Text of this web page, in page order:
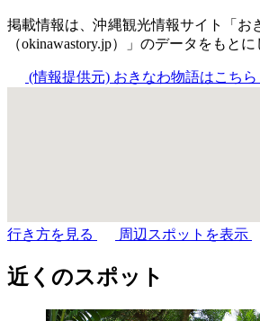
掲載情報は、沖縄観光情報サイト「お
（okinawastory.jp）」のデータをもとに
(情報提供元) おきなわ物語はこちら
行き方を見る 周辺スポットを表示
近くのスポット